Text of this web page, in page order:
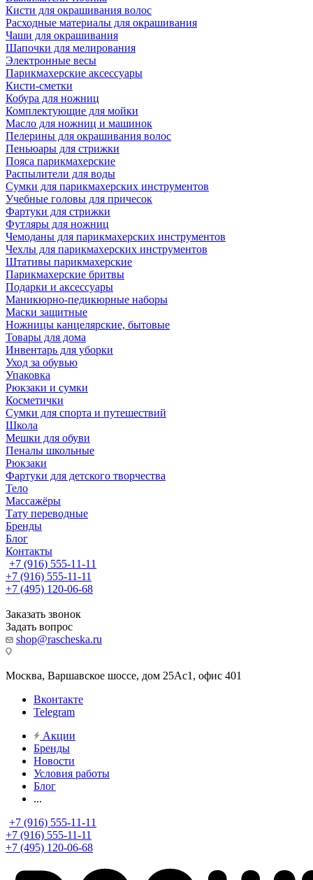
Кисти для окрашивания волос
Расходные материалы для окрашивания
Чаши для окрашивания
Шапочки для мелирования
Электронные весы
Парикмахерские аксессуары
Кисти-сметки
Кобура для ножниц
Комплектующие для мойки
Масло для ножниц и машинок
Пелерины для окрашивания волос
Пеньюары для стрижки
Пояса парикмахерские
Распылители для воды
Сумки для парикмахерских инструментов
Учебные головы для причесок
Фартуки для стрижки
Футляры для ножниц
Чемоданы для парикмахерских инструментов
Чехлы для парикмахерских инструментов
Штативы парикмахерские
Парикмахерские бритвы
Подарки и аксессуары
Маникюрно-педикюрные наборы
Маски защитные
Ножницы канцелярские, бытовые
Товары для дома
Инвентарь для уборки
Уход за обувью
Упаковка
Рюкзаки и сумки
Косметички
Сумки для спорта и путешествий
Школа
Мешки для обуви
Пеналы школьные
Рюкзаки
Фартуки для детского творчества
Тело
Массажёры
Тату переводные
Бренды
Блог
Контакты
+7 (916) 555-11-11
+7 (916) 555-11-11
+7 (495) 120-06-68
Заказать звонок
Задать вопрос
shop@rascheska.ru
Москва, Варшавское шоссе, дом 25Аc1, офис 401
Вконтакте
Telegram
Акции
Бренды
Новости
Условия работы
Блог
...
+7 (916) 555-11-11
+7 (916) 555-11-11
+7 (495) 120-06-68